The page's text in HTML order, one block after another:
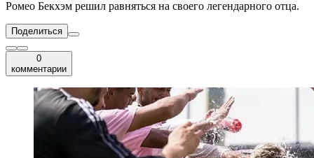
Ромео Бекхэм решил равняться на своего легендарного отца.
Поделиться
0
комментарии